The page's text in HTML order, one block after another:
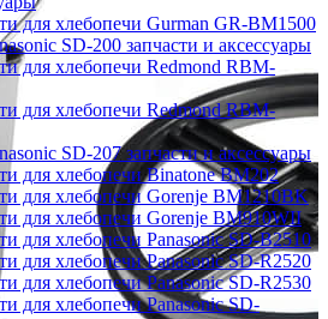
для хлебопечи Gurman GR-BM1500
SD-200 запчасти и аксессуары
для хлебопечи Redmond RBM-
для хлебопечи Redmond RBM-
SD-207 запчасти и аксессуары
для хлебопечи Binatone BM202
для хлебопечи Gorenje BM1210BK
для хлебопечи Gorenje BM910WII
для хлебопечи Panasonic SD-B2510
для хлебопечи Panasonic SD-R2520
для хлебопечи Panasonic SD-R2530
для хлебопечи Panasonic SD-